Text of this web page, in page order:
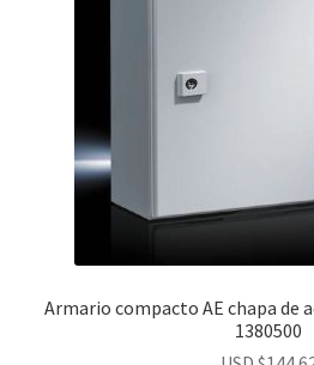
Armario compacto AE chapa de
1380500